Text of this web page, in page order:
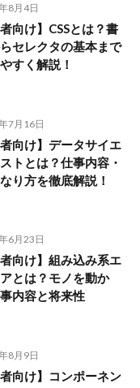
8月4日
者向け】CSSとは？書
セレクタの基本まで
すく解説！
7月16日
者向け】データサイエ
トとは？仕事内容・
り方を徹底解説！
6月23日
者向け】組み込み系エ
とは？モノを動か
内容と将来性
8月9日
者向け】コンポーネン